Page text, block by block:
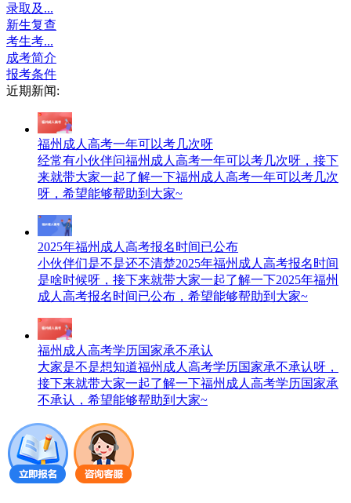
录取及...
新生复查
考生考...
成考简介
报考条件
近期新闻:
福州成人高考一年可以考几次呀
经常有小伙伴问福州成人高考一年可以考几次呀，接下
来就带大家一起了解一下福州成人高考一年可以考几次
呀，希望能够帮助到大家~
2025年福州成人高考报名时间已公布
小伙伴们是不是还不清楚2025年福州成人高考报名时间
是啥时候呀，接下来就带大家一起了解一下2025年福州
成人高考报名时间已公布，希望能够帮助到大家~
福州成人高考学历国家承不承认
大家是不是想知道福州成人高考学历国家承不承认呀，
接下来就带大家一起了解一下福州成人高考学历国家承
不承认，希望能够帮助到大家~